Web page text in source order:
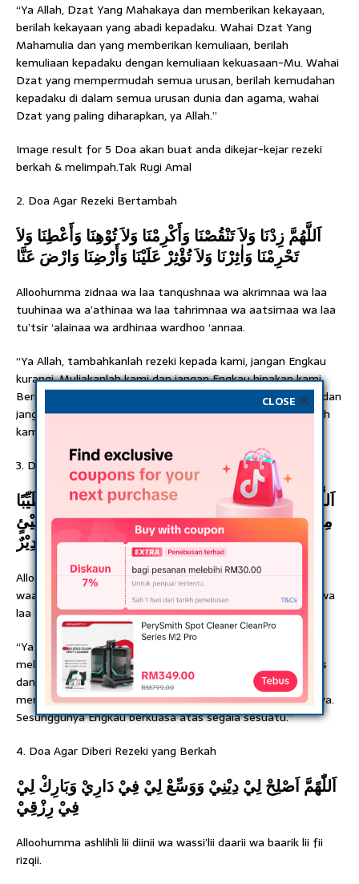
“Ya Allah, Dzat Yang Mahakaya dan memberikan kekayaan,
berilah kekayaan yang abadi kepadaku. Wahai Dzat Yang
Mahamulia dan yang memberikan kemuliaan, berilah
kemuliaan kepadaku dengan kemuliaan kekuasaan-Mu. Wahai
Dzat yang mempermudah semua urusan, berilah kemudahan
kepadaku di dalam semua urusan dunia dan agama, wahai
Dzat yang paling diharapkan, ya Allah.”
Image result for 5 Doa akan buat anda dikejar-kejar rezeki
berkah & melimpah.Tak Rugi Amal
2. Doa Agar Rezeki Bertambah
اَللَّهُمَّ زِدْنَا وَلاَ تَنْقُصْنَا وَأَكْرِمْنَا وَلاَ تُوْهِنَا وَأَعْطِنَا وَلاَ
تَحْرِمْنَا وَاٰثِرْنَا وَلاَ تُؤْثِرْ عَلَيْنَا وَأَرْضِنَا وَارْضَ عَنَّا
Alloohumma zidnaa wa laa tanqushnaa wa akrimnaa wa laa
tuuhinaa wa a’athinaa wa laa tahrimnaa wa aatsirnaa wa laa
tu’tsir ‘alainaa wa ardhinaa wardhoo ‘annaa.
“Ya Allah, tambahkanlah rezeki kepada kami, jangan Engkau
kurangi. Muliakanlah kami dan jangan Engkau hinakan kami.
Berilah kami dan jangan Engkau halangi kami. Pilihlah kami dan
jangan Engkau tinggalkan kami, dan janganlah Engkau cegah
kami.”
3. Doa Agar Diberi Rezeki Halal
اَللَّهُمَّ إِنِّيْ أَسْئَلُكَ أَنْ تَرْزُقَنِيْ رِزْقًا حَلاَلاً وَاسِعًا طَيِّبًا
مِنْ غَيْرِ تَعَبٍ وَلاَ مَشَقَّةٍ وَلاَ ضَيْرٍ إِنَّكَ عَلَى كُلِّ شَيْئٍ
قَدِيْرٌ
Alloohumma innii as-aluka an tarzuqonii rizqon halaalan
waasi’an thoyyiban min ghoiri ta’abin wa laa masyaqqotin wa
laa dhoirin innaka ‘alaa kulli syai-in qodiir.
“Ya Allah, sesungguhnya aku memohon kepada-Mu agar
melimpahkan rezeki kepadaku berupa rezeki yang halal, luas
dan tanpa susah payah, tanpa memberatkan, tanpa
membahayakan dan tanpa rasa lelah dalam memperolehnya.
Sesunggunya Engkau berkuasa atas segala sesuatu.”
4. Doa Agar Diberi Rezeki yang Berkah
اَللّٰهًمَّ اَصْلِحْ لِيْ دِيْنِيْ وَوَسِّعْ لِيْ فِيْ دَارِيْ وَبَارِكْ لِيْ
فِيْ رِزْقِيْ
Alloohumma ashlihli lii diinii wa wassi’lii daarii wa baarik lii fii
rizqii.
CLOSE